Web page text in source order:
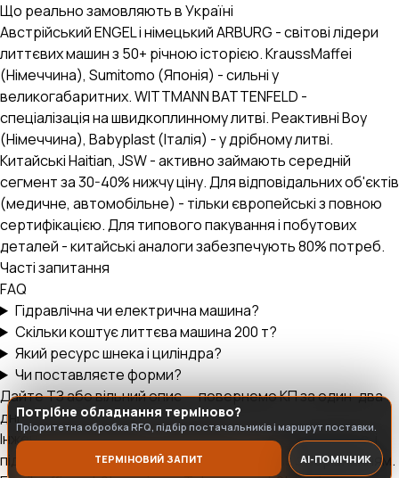
Що реально замовляють в Україні
Австрійський ENGEL і німецький ARBURG - світові лідери
литтєвих машин з 50+ річною історією. KraussMaffei
(Німеччина), Sumitomo (Японія) - сильні у
великогабаритних. WITTMANN BATTENFELD -
спеціалізація на швидкоплинному литві. Реактивні Boy
(Німеччина), Babyplast (Італія) - у дрібному литві.
Китайські Haitian, JSW - активно займають середній
сегмент за 30-40% нижчу ціну. Для відповідальних об'єктів
(медичне, автомобільне) - тільки європейські з повною
сертифікацією. Для типового пакування і побутових
деталей - китайські аналоги забезпечують 80% потреб.
Часті запитання
FAQ
Гідравлічна чи електрична машина?
Скільки коштує литтєва машина 200 т?
Який ресурс шнека і циліндра?
Чи поставляєте форми?
Дайте ТЗ або вільний опис — повернемо КП за один-два
дні
Інженер передзвонить, дозбере те, чого не вистачає, і
підготує 2–3 варіанти від різних виробників з порівнянням.
ТЕРМІНОВИЙ ЗАПИТ
Потрібне обладнання терміново?
Пріоритетна обробка RFQ, підбір постачальників і маршрут поставки.
AI-ПОМІЧНИК
AI-стратег B2B.engineer
Промислові закупівлі, RFQ, тендери, ВЕД
ОЧИСТИТИ ×